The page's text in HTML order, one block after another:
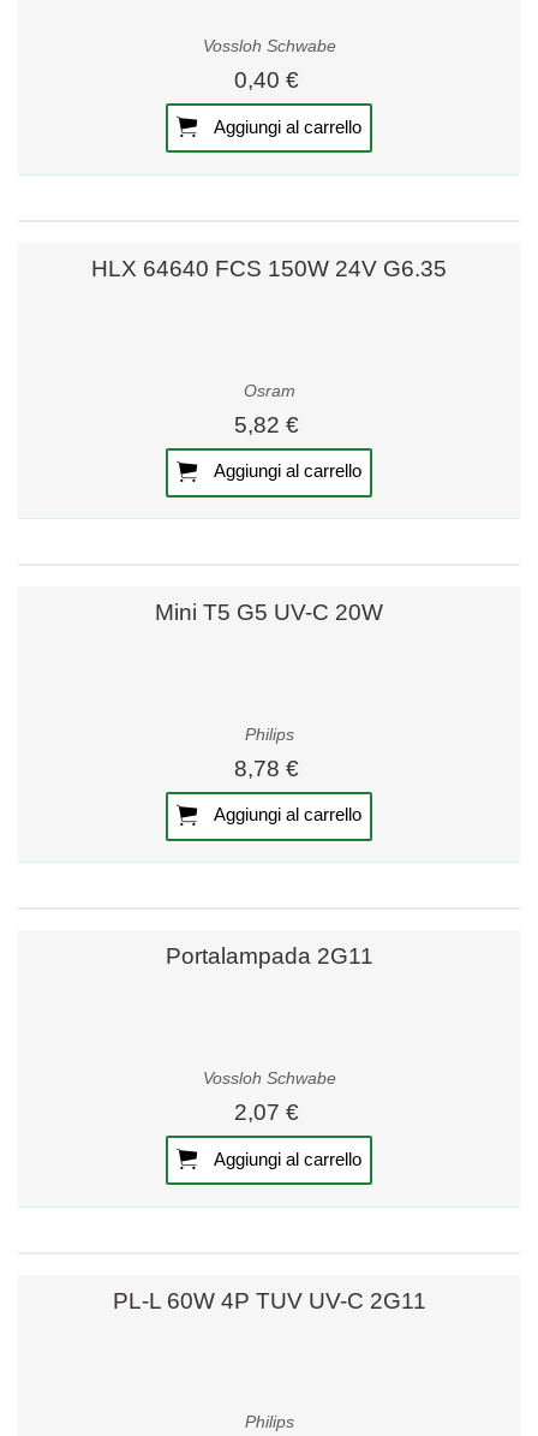
Vossloh Schwabe
0,40 €
Aggiungi al carrello
HLX 64640 FCS 150W 24V G6.35
Osram
5,82 €
Aggiungi al carrello
Mini T5 G5 UV-C 20W
Philips
8,78 €
Aggiungi al carrello
Portalampada 2G11
Vossloh Schwabe
2,07 €
Aggiungi al carrello
PL-L 60W 4P TUV UV-C 2G11
Philips